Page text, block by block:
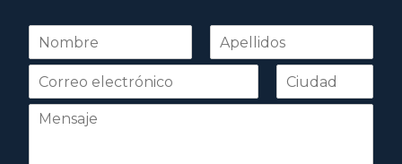
N
m
r
Nombre Apellidos